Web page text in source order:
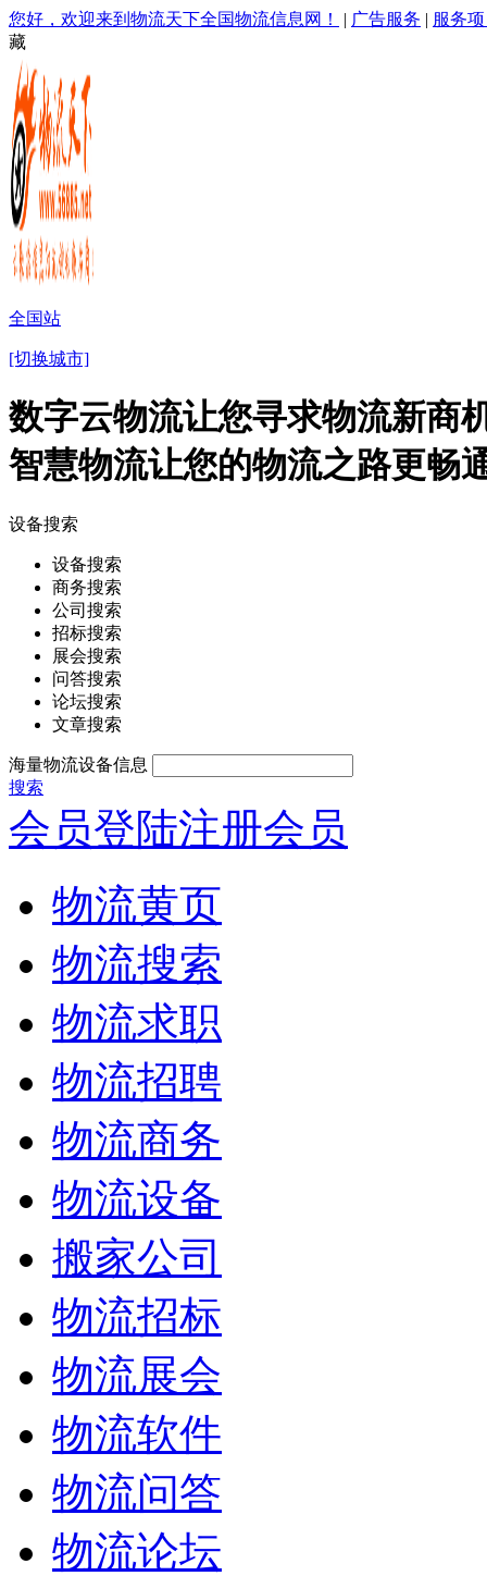
您好，欢迎来到物流天下全国物流信息网！ | 广告服务 | 服务
藏
全国站
[切换城市]
数字云物流让您寻求物流新商
智慧物流让您的物流之路更畅
设备搜索
设备搜索
商务搜索
公司搜索
招标搜索
展会搜索
问答搜索
论坛搜索
文章搜索
海量物流设备信息
搜索
会员登陆注册会员
物流黄页
物流搜索
物流求职
物流招聘
物流商务
物流设备
搬家公司
物流招标
物流展会
物流软件
物流问答
物流论坛